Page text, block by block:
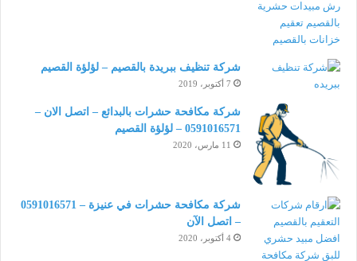
شركة تنظيف ببريدة بالقصيم – لؤلؤة القصيم
7 أكتوبر، 2019
شركة مكافحة حشرات بالبدائع – اتصل الان –
0591016571 – لؤلؤة القصيم
11 مارس، 2020
شركة مكافحة حشرات في عنيزة – 0591016571
– اتصل الآن
4 أكتوبر، 2020